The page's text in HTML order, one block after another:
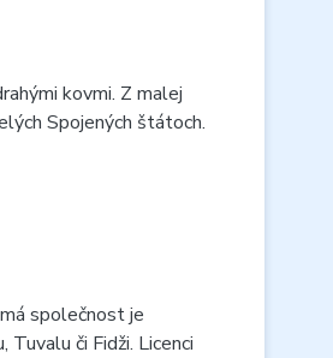
kovmi. Z malej
Spojených štátoch.
společnost je
či Fidži. Licenci